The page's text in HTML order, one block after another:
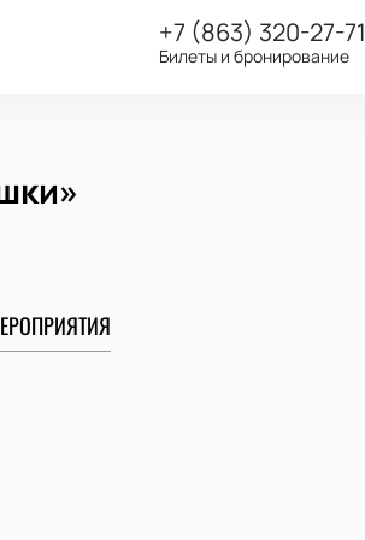
+7 (863) 320-27-71
Билеты и бронирование